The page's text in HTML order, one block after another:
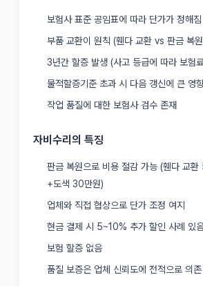
보험사 표준 공임표에 따라 단가가 정해짐
부품 교환이 원칙 (휀다 교환 vs 판금 복
3년간 할증 발생 (사고 등급에 따라 보험
물적할증기준 초과 시 다음 갱신에 큰 영
작업 품질에 대한 보험사 검수 존재
자비수리의 특징
판금 복원으로 비용 절감 가능 (휀다 교
+도색 30만원)
업체와 직접 협상으로 단가 조정 여지
현금 결제 시 5~10% 추가 할인 사례 있
보험 할증 없음
품질 보증은 업체 신뢰도에 전적으로 의존